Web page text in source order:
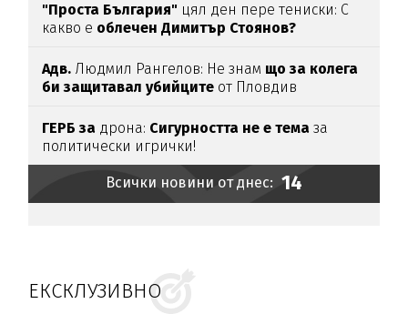
"Проста България" цял ден пере тениски: С
какво е облечен Димитър Стоянов?
Адв. Людмил Рангелов: Не знам що за колега
би защитавал убийците от Пловдив
ГЕРБ за дрона: Сигурността не е темаза
политически игрички!
Всички новини от днес: 14
ЕКСКЛУЗИВНО